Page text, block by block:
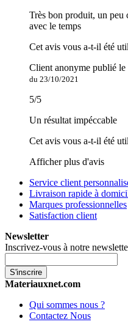
Très bon produit, un peu
avec le temps
Cet avis vous a-t-il été
Client anonyme publié le
du 23/10/2021
5/5
Un résultat impéccable
Cet avis vous a-t-il été
Afficher plus d'avis
Service client
Livraison rapide à
Marques professionnelles
Satisfaction client
Newsletter
Inscrivez-vous à notre
S'inscrire
Materiauxnet.com
Qui sommes nous ?
Contactez Nous